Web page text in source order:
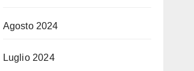
Agosto 2024
Luglio 2024